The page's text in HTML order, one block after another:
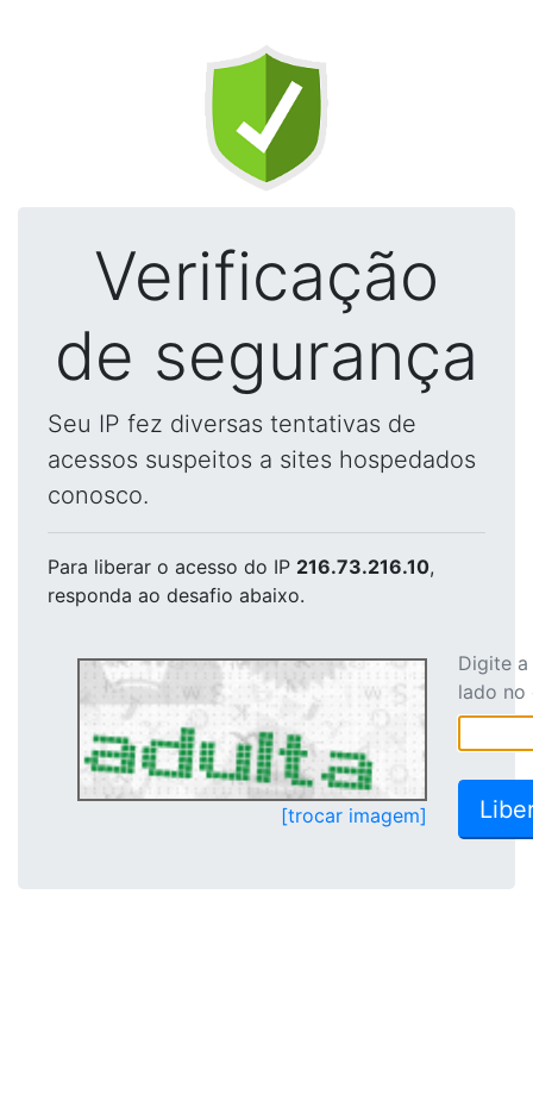
Verificação
de segurança
Seu IP fez diversas tentativas de
acessos suspeitos a sites hospedados
conosco.
Para liberar o acesso do IP 216.73.216.10,
responda ao desafio abaixo.
[trocar imagem]
Digite
lado no